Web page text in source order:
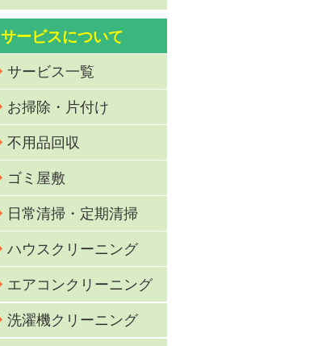
サービスについて
サービス一覧
お掃除・片付け
不用品回収
ゴミ屋敷
日常清掃・定期清掃
ハウスクリーニング
エアコンクリーニング
洗濯機クリーニング